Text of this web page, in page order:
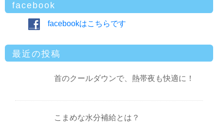
facebook
facebookはこちらです
最近の投稿
首のクールダウンで、熱帯夜も快適に！
こまめな水分補給とは？